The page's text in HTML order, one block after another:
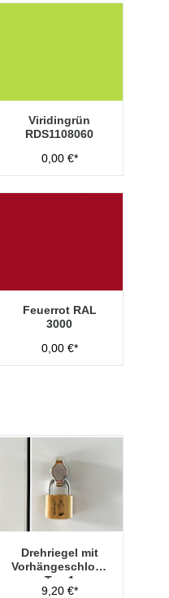
Viridingrün
RDS1108060
0,00 €*
Feuerrot RAL
3000
0,00 €*
Drehriegel mit
Vorhängeschloss
Typ 1
9,20 €*